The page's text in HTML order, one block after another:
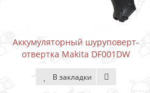
Водонапорный насос для дома
Karcher BP3 Home (3000 / 800)
В закладки